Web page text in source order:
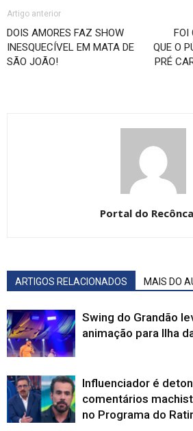
Artigo anterior
DOIS AMORES FAZ SHOW
INESQUECÍVEL EM MATA DE
SÃO JOÃO!
FOI
QUE O
PRÉ
Portal do
ARTIGOS RELACIONADOS MAIS DO
Swing do Grandão
animação para Ilha
Influenciador é
comentários
no Programa do